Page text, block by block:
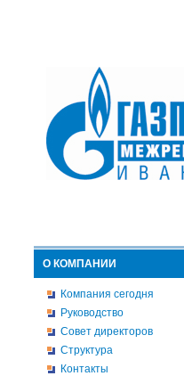
О КОМПАНИИ
Компания сегодня
Руководство
Совет директоров
Структура
Контакты